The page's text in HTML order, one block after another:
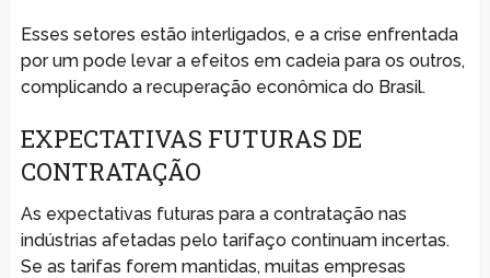
Esses setores estão interligados, e a crise enfrentada
por um pode levar a efeitos em cadeia para os outros,
complicando a recuperação econômica do Brasil.
EXPECTATIVAS FUTURAS DE
CONTRATAÇÃO
As expectativas futuras para a contratação nas
indústrias afetadas pelo tarifaço continuam incertas.
Se as tarifas forem mantidas, muitas empresas